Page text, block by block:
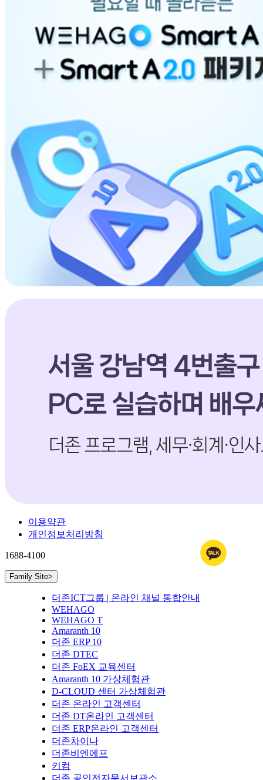
이용약관
개인정보처리방침
1688-4100
Family Site>
더존ICT그룹 | 온라인 채널 통합안내
WEHAGO
WEHAGO T
Amaranth 10
더존 ERP 10
더존 DTEC
더존 FoEX 교육센터
Amaranth 10 가상체험관
D-CLOUD 센터 가상체험관
더존 온라인 고객센터
더존 DT온라인 고객센터
더존 ERP온라인 고객센터
더존차이나
더존비엔에프
키컴
더존 공인전자문서보관소